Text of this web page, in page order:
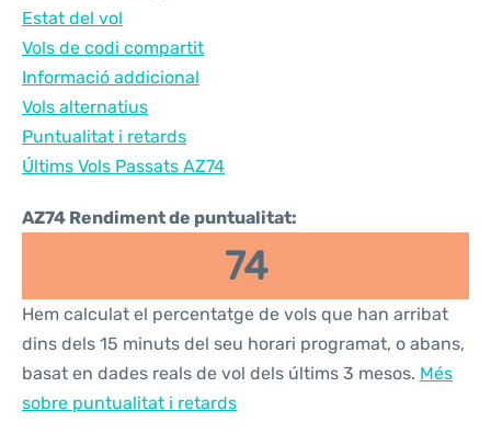
Estat del vol
Vols de codi compartit
Informació addicional
Vols alternatius
Puntualitat i retards
Últims Vols Passats AZ74
AZ74 Rendiment de puntualitat:
74
Hem calculat el percentatge de vols que han arribat
dins dels 15 minuts del seu horari programat, o abans,
basat en dades reals de vol dels últims 3 mesos. Més
sobre puntualitat i retards